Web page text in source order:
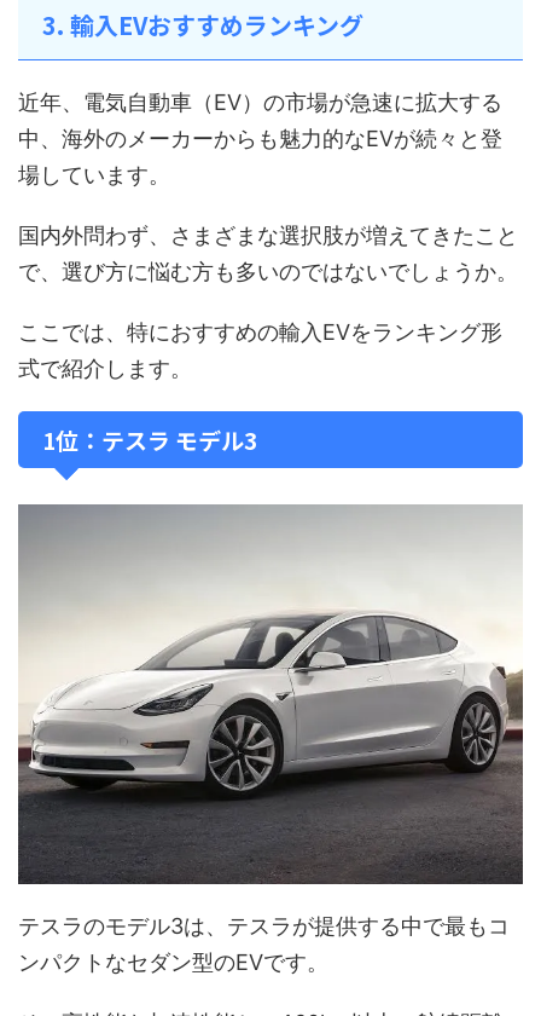
3. 輸入EVおすすめランキング
近年、電気自動車（EV）の市場が急速に拡大する
中、海外のメーカーからも魅力的なEVが続々と登
場しています。
国内外問わず、さまざまな選択肢が増えてきたこと
で、選び方に悩む方も多いのではないでしょうか。
ここでは、特におすすめの輸入EVをランキング形
式で紹介します。
1位：テスラ モデル3
テスラのモデル3は、テスラが提供する中で最もコ
ンパクトなセダン型のEVです。